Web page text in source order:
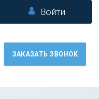
Войти
ЗАКАЗАТЬ ЗВОНОК